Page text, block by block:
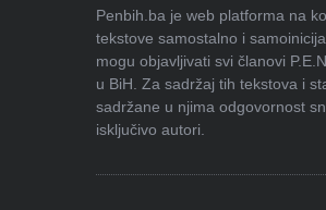
Penbih.ba je web platforma na
tekstove samostalno i
mogu objavljivati svi članovi
u BiH. Za sadržaj tih tekstova i
sadržane u njima odgovornost
isključivo autori.